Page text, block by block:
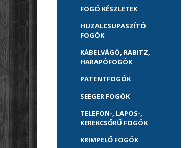
FOGÓ KÉSZLETEK
HUZALCSUPASZÍTÓ
FOGÓK
KÁBELVÁGÓ, RABITZ,
HARAPÓFOGÓK
PATENTFOGÓK
SEEGER FOGÓK
TELEFON-, LAPOS-,
KEREKCSŐRŰ FOGÓK
KRIMPELŐ FOGÓK